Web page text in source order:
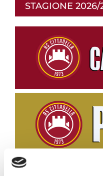
STAGIONE 2026/